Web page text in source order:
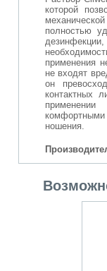
которой
полностью
применения
не входят
он
контактных
ношения.